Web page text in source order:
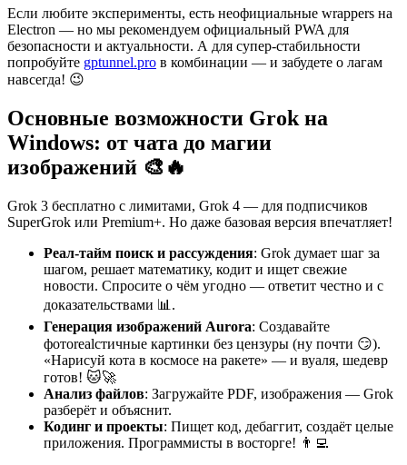
Если любите эксперименты, есть неофициальные wrappers на
Electron — но мы рекомендуем официальный PWA для
безопасности и актуальности. А для супер-стабильности
попробуйте gptunnel.pro в комбинации — и забудете о лагам
навсегда! 😉
Основные возможности Grok на
Windows: от чата до магии
изображений 🎨🔥
Grok 3 бесплатно с лимитами, Grok 4 — для подписчиков
SuperGrok или Premium+. Но даже базовая версия впечатляет!
Реал-тайм поиск и рассуждения: Grok думает шаг за
шагом, решает математику, кодит и ищет свежие
новости. Спросите о чём угодно — ответит честно и с
доказательствами 📊.
Генерация изображений Aurora: Создавайте
фотorealстичные картинки без цензуры (ну почти 😏).
«Нарисуй кота в космосе на ракете» — и вуаля, шедевр
готов! 🐱🚀
Анализ файлов: Загружайте PDF, изображения — Grok
разберёт и объяснит.
Кодинг и проекты: Пищет код, дебаггит, создаёт целые
приложения. Программисты в восторге! 👨‍💻